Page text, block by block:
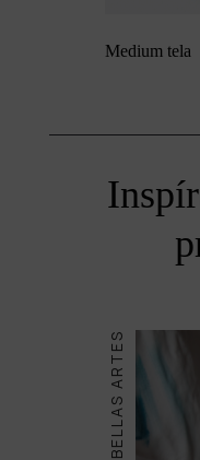
Medium tela
BELLAS ARTES